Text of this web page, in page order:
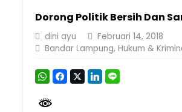
Gelar Audiensi, Jasa Raharja dan
Berkontribusi terhadap Keselamatan
Pengesahan Raperda APBD 2025
Ketua PMI Provinsi Lampung Lantik
Dorong Politik Bersih Dan
dini ayu
Februari 14, 2018
Bandar Lampung, Hukum &